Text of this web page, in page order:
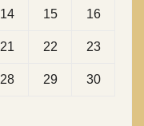
14 15 16
21 22 23
28 29 30